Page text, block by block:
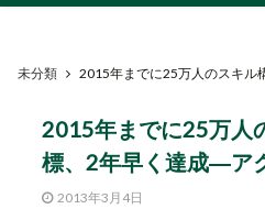
未分類
2015年までに25万人
標、2年早く達成―ア
2013年3月4日